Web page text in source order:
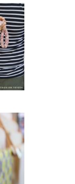
傑…
連続テ
が市内